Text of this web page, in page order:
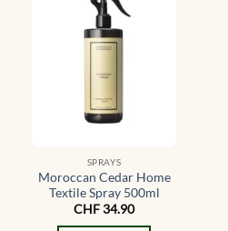
SPRAYS
Moroccan Cedar Home
Textile Spray 500ml
CHF34.90